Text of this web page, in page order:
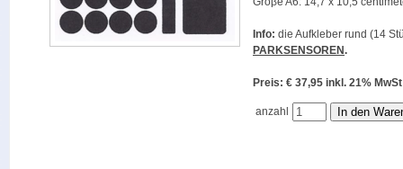
Info: die Aufkleber rund (14
PARKSENSOREN.
Preis: € 37,95 inkl. 21%
anzahl